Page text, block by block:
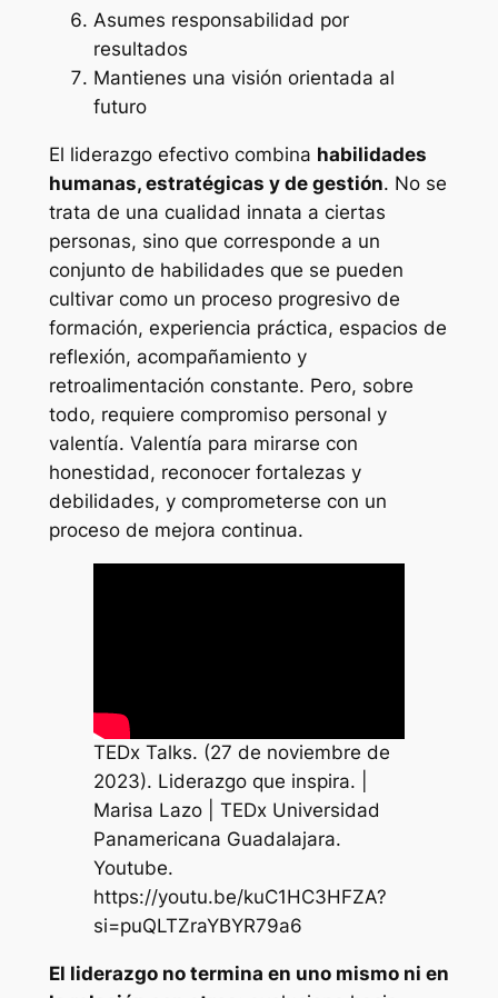
Asumes responsabilidad por
resultados
Mantienes una visión orientada al
futuro
El liderazgo efectivo combina habilidades
humanas, estratégicas y de gestión. No se
trata de una cualidad innata a ciertas
personas, sino que corresponde a un
conjunto de habilidades que se pueden
cultivar como un proceso progresivo de
formación, experiencia práctica, espacios de
reflexión, acompañamiento y
retroalimentación constante. Pero, sobre
todo, requiere compromiso personal y
valentía. Valentía para mirarse con
honestidad, reconocer fortalezas y
debilidades, y comprometerse con un
proceso de mejora continua.
TEDx Talks. (27 de noviembre de
2023). Liderazgo que inspira. |
Marisa Lazo | TEDx Universidad
Panamericana Guadalajara.
Youtube.
https://youtu.be/kuC1HC3HFZA?
si=puQLTZraYBYR79a6
El liderazgo no termina en uno mismo ni en